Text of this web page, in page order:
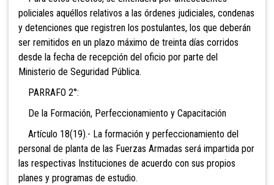
policiales aquéllos relativos a las órdenes judiciales, condenas
y detenciones que registren los postulantes, los que deberán
ser remitidos en un plazo máximo de treinta días corridos
desde la fecha de recepción del oficio por parte del
Ministerio de Seguridad Pública.
PARRAFO 2°:
De la Formación, Perfeccionamiento y Capacitación
Artículo 18(19).- La formación y perfeccionamiento del
personal de planta de las Fuerzas Armadas será impartida por
las respectivas Instituciones de acuerdo con sus propios
planes y programas de estudio.